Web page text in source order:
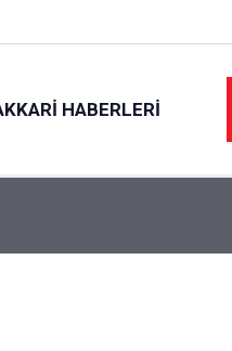
HABERLERI
girdi